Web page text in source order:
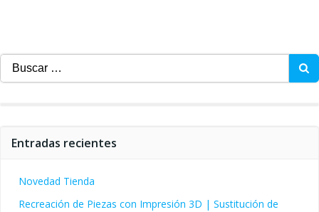
Buscar:
Entradas recientes
Novedad Tienda
Recreación de Piezas con Impresión 3D | Sustitución de